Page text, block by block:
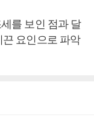
를 보인 점과 달
요인으로 파악